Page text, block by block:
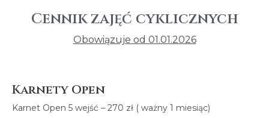
Cennik zajęć cyklicznych
Obowiązuje od 01.01.2026
Karnety Open
Karnet Open 5 wejść – 270 zł ( ważny 1 miesiąc)